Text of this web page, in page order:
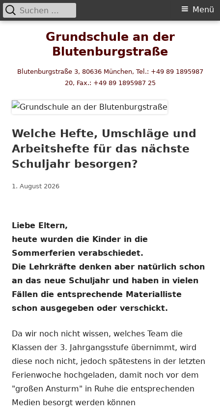
Grundschule an der
Blutenburgstraße
Blutenburgstraße 3, 80636 München, Tel.: +49 89 1895987
20, Fax.: +49 89 1895987 25
Primäres
Menü
Suchen
nach:
Welche Hefte, Umschläge und
Arbeitshefte für das nächste
Schuljahr besorgen?
Veröffentlicht
1. August 2026
Liebe Eltern,
heute wurden die Kinder in die
Sommerferien verabschiedet.
Die Lehrkräfte denken aber natürlich schon
an das neue Schuljahr und haben in vielen
Fällen die entsprechende Materialliste
schon ausgegeben oder verschickt.
Da wir noch nicht wissen, welches Team die
Klassen der 3. Jahrgangsstufe übernimmt, wird
diese noch nicht, jedoch spätestens in der letzten
Ferienwoche hochgeladen, damit noch vor dem
"großen Ansturm" in Ruhe die entsprechenden
Medien besorgt werden können